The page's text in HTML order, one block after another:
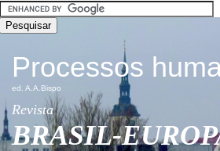
Processos
ed. A.A.Bispo
Revista
BRASIL-